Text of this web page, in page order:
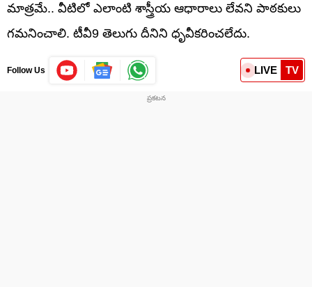
మాత్రమే.. వీటిలో ఎలాంటి శాస్త్రీయ ఆధారాలు లేవని పాఠకులు
గమనించాలి. టీవీ9 తెలుగు దీనిని ధృవీకరించలేదు.
Follow Us LIVE TV